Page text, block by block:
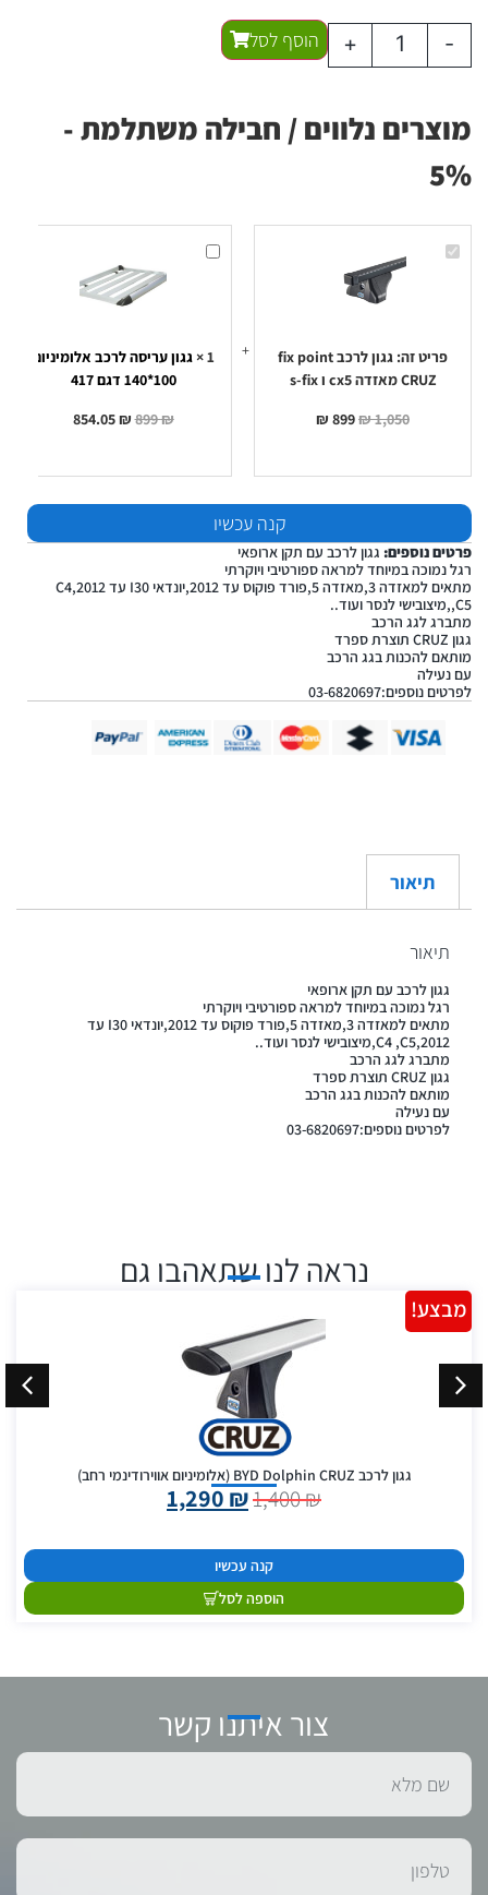
-
+ הוסף לסל
מוצרים נלווים / חבילה משתלמת -
5%
גגון
לרכב
פריט זה:
גגון לרכב fix point
CRUZ מאזדה cx5 ו s-fix
1,050
₪
899
₪
גגון
עריסה
1
×גגון עריסה לרכב אלומיניום
100*140 דגם 417
899₪
854.05₪
קנה עכשיו
פרטים נוספים: גגון לרכב עם תקן ארופאי
רגל נמוכה במיוחד למראה ספורטיבי ויוקרתי
מתאים למאזדה 3,מאזדה 5,פורד פוקוס עד 2012,יונדאי I30 עד 2012,C4
,C5,מיצובישי לנסר ועוד..
מתברג לגג הרכב
גגון CRUZ תוצרת ספרד
מותאם להכנות בגג הרכב
עם נעילה
לפרטים נוספים:03-6820697
תיאור
תיאור
גגון לרכב עם תקן ארופאי
רגל נמוכה במיוחד למראה ספורטיבי ויוקרתי
מתאים למאזדה 3,מאזדה 5,פורד פוקוס עד 2012,יונדאי I30 עד
2012,C4 ,C5,מיצובישי לנסר ועוד..
מתברג לגג הרכב
גגון CRUZ תוצרת ספרד
מותאם להכנות בגג הרכב
עם נעילה
לפרטים נוספים:03-6820697
נראה לנו שתאהבו גם
גגון לרכב BYD Dolphin CRUZ (אלומיניום אווירודינמי רחב)
1,400₪
1,290 ₪
קנה עכשיו
הוספה לסל
מבצע!
צור איתנו קשר